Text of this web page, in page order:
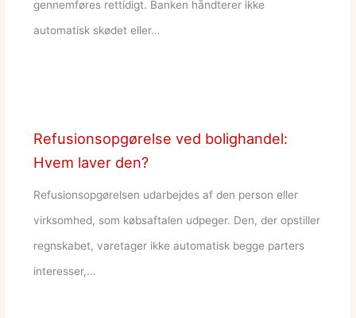
gennemføres rettidigt. Banken håndterer ikke
automatisk skødet eller…
Refusionsopgørelse ved bolighandel:
Hvem laver den?
Refusionsopgørelsen udarbejdes af den person eller
virksomhed, som købsaftalen udpeger. Den, der opstiller
regnskabet, varetager ikke automatisk begge parters
interesser,…